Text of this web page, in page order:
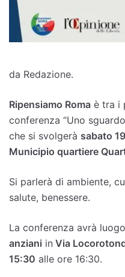
da Redazione.
Ripensiamo Roma è tra i
conferenza “Uno
che si svolgerà sabato
Municipio quartiere
Si parlerà di ambiente,
salute, benessere.
La conferenza avrà
anziani in Via
15:30 alle ore 16:30.